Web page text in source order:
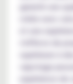
garantir une
créée avec
et une
s'efforce de
supérieure à
vapotage
expérience de